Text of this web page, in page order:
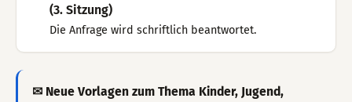
(3. Sitzung)
Die Anfrage wird schriftlich beantwortet.
✉ Neue Vorlagen zum Thema Kinder, Jugend,